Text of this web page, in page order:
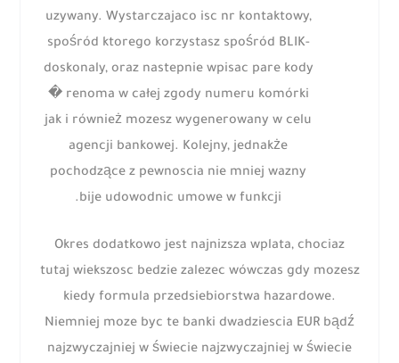
uzywany. Wystarczajaco isc nr kontaktowy,
spośród ktorego korzystasz spośród BLIK-
doskonaly, oraz nastepnie wpisac pare kody
� renoma w całej zgody numeru komórki
jak i również mozesz wygenerowany w celu
agencji bankowej. Kolejny, jednakże
pochodzące z pewnoscia nie mniej wazny
bije udowodnic umowe w funkcji.
Okres dodatkowo jest najnizsza wplata, chociaz
tutaj wiekszosc bedzie zalezec wówczas gdy mozesz
kiedy formula przedsiebiorstwa hazardowe.
Niemniej moze byc te banki dwadziescia EUR bądź
najzwyczajniej w świecie najzwyczajniej w świecie